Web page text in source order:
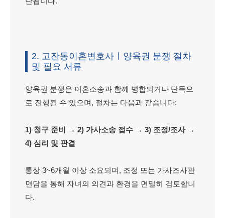
2. 고잔동이혼변호사ㅣ양육권 분쟁 절차
및 필요 서류
양육권 분쟁은 이혼소송과 함께 병합되거나 단독으
로 진행될 수 있으며, 절차는 다음과 같습니다:
1) 청구 준비 → 2) 가사소송 접수 → 3) 조정/조사 →
4) 심리 및 판결
통상 3~6개월 이상 소요되며, 조정 또는 가사조사관
면담을 통해 자녀의 의견과 환경을 면밀히 검토합니
다.